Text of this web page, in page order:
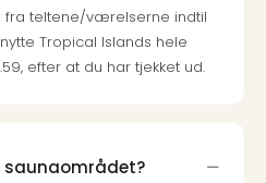
fra teltene/værelserne indtil
Tropical Islands hele
efter at du har tjekket ud.